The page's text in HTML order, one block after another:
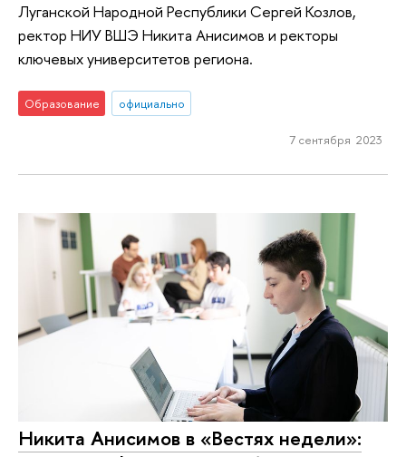
Луганской Народной Республики Сергей Козлов,
ректор НИУ ВШЭ Никита Анисимов и ректоры
ключевых университетов региона.
Образование официально
7 сентября 2023
Никита Анисимов в «Вестях недели»: